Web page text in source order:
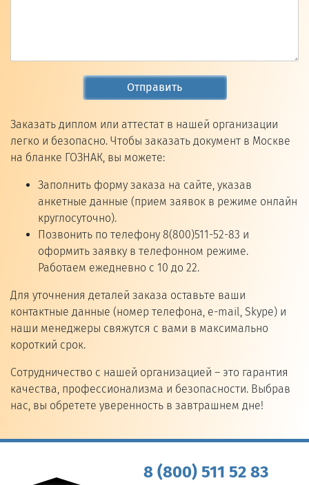
Отправить
Заказать диплом или аттестат в нашей организации
легко и безопасно. Чтобы заказать документ в Москве
на бланке ГОЗНАК, вы можете:
Заполнить форму заказа на сайте, указав
анкетные данные (прием заявок в режиме онлайн
круглосуточно).
Позвонить по телефону 8(800)511-52-83 и
оформить заявку в телефонном режиме.
Работаем ежедневно с 10 до 22.
Для уточнения деталей заказа оставьте ваши
контактные данные (номер телефона, e-mail, Skype) и
наши менеджеры свяжутся с вами в максимально
короткий срок.
Сотрудничество с нашей организацией – это гарантия
качества, профессионализма и безопасности. Выбрав
нас, вы обретете уверенность в завтрашнем дне!
8 (800) 511 52 83